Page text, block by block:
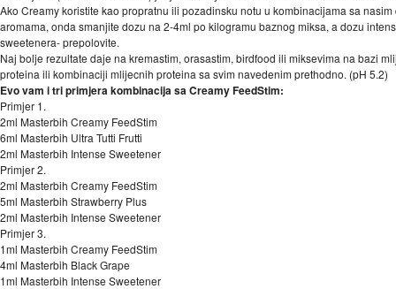
Ako Creamy koristite kao propratnu ili pozadinsku notu u kombinacijama sa nasim
aromama, onda smanjite dozu na 2-4ml po kilogramu baznog miksa, a dozu
sweetenera- prepolovite.
Naj bolje rezultate daje na kremastim, orasastim, birdfood ili miksevima na bazi
proteina ili kombinaciji mlijecnih proteina sa svim navedenim prethodno. (pH 5.2)
Evo vam i tri primjera kombinacija sa Creamy FeedStim:
Primjer 1.
2ml Masterbih Creamy FeedStim
6ml Masterbih Ultra Tutti Frutti
2ml Masterbih Intense Sweetener
Primjer 2.
2ml Masterbih Creamy FeedStim
5ml Masterbih Strawberry Plus
2ml Masterbih Intense Sweetener
Primjer 3.
1ml Masterbih Creamy FeedStim
4ml Masterbih Black Grape
1ml Masterbih Intense Sweetener